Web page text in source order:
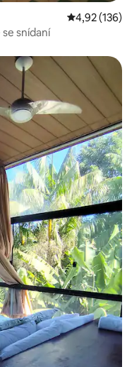
Průměrné
4,92 (136)
snídaní